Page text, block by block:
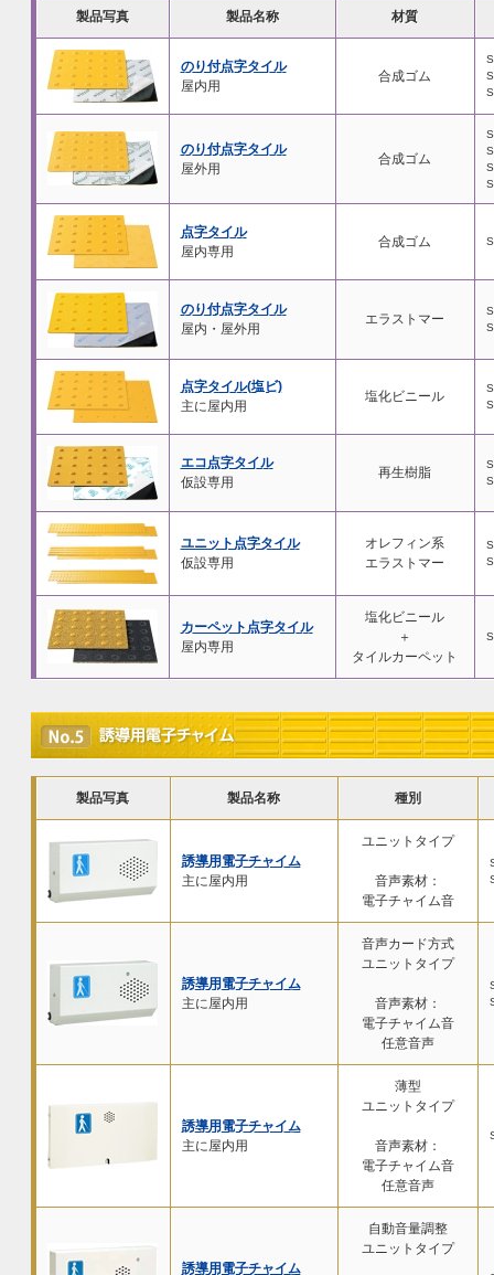
製品写真 製品名称 材質
のり付点字タイル
屋内用
合成ゴム
のり付点字タイル
屋外用
合成ゴム
点字タイル
屋内専用
合成ゴム
のり付点字タイル
屋内・屋外用
エラストマー
点字タイル(塩ビ)
主に屋内用
塩化ビニール
エコ点字タイル
仮設専用
再生樹脂
ユニット点字タイル
仮設専用
オレフィン系
エラストマー
カーペット点字タイル
屋内専用
塩化ビニール
＋
タイルカーペット
製品写真 製品名称 種別
誘導用電子チャイム
主に屋内用
ユニットタイプ
音声素材：
電子チャイム音
誘導用電子チャイム
主に屋内用
音声カード方式
ユニットタイプ
音声素材：
電子チャイム音
任意音声
誘導用電子チャイム
主に屋内用
薄型
ユニットタイプ
音声素材：
電子チャイム音
任意音声
誘導用電子チャイム
自動音量調整
ユニットタイプ